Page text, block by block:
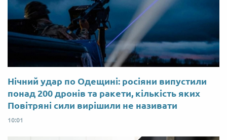
Нічний удар по Одещині: росіяни випустили
понад 200 дронів та ракети, кількість яких
Повітряні сили вирішили не називати
10:01